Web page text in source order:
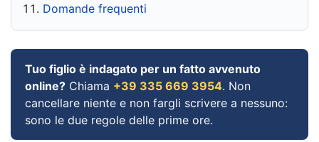
Domande frequenti
Tuo figlio è indagato per un fatto avvenuto
online? Chiama +39 335 669 3954. Non
cancellare niente e non fargli scrivere a nessuno:
sono le due regole delle prime ore.